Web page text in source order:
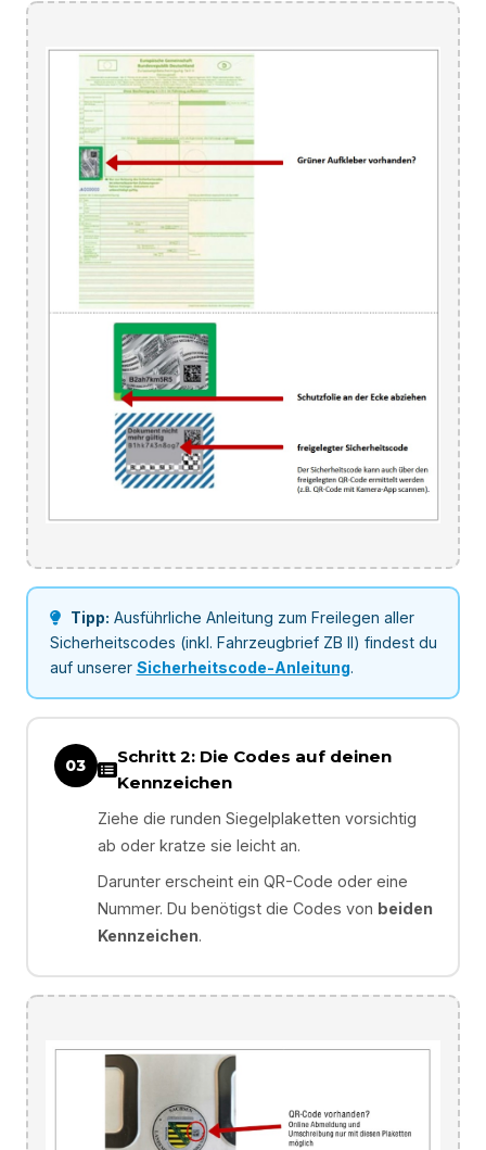
Tipp: Ausführliche Anleitung zum Freilegen aller
Sicherheitscodes (inkl. Fahrzeugbrief ZB II) findest du
auf unserer Sicherheitscode-Anleitung.
03
Schritt 2: Die Codes auf deinen
Kennzeichen
Ziehe die runden Siegelplaketten vorsichtig
ab oder kratze sie leicht an.
Darunter erscheint ein QR-Code oder eine
Nummer. Du benötigst die Codes von beiden
Kennzeichen.